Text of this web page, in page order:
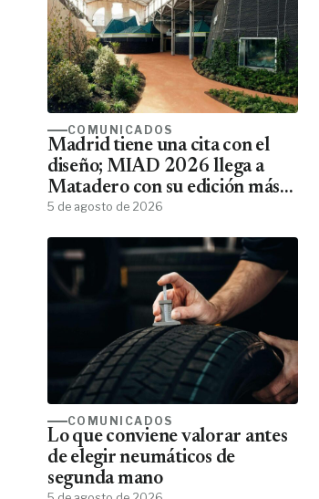
COMUNICADOS
Madrid tiene una cita con el
diseño; MIAD 2026 llega a
Matadero con su edición más
ambiciosa
5 de agosto de 2026
COMUNICADOS
Lo que conviene valorar antes
de elegir neumáticos de
segunda mano